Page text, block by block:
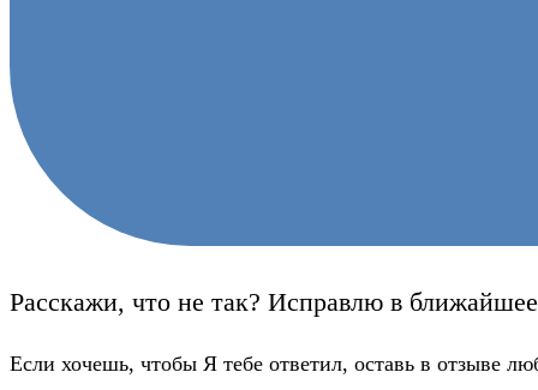
Расскажи, что не так? Исправлю в
Если хочешь, чтобы Я тебе ответил, оставь в отзыве